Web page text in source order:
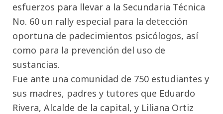
esfuerzos para llevar a la Secundaria Técnica
No. 60 un rally especial para la detección
oportuna de padecimientos psicólogos, así
como para la prevención del uso de
sustancias.
Fue ante una comunidad de 750 estudiantes y
sus madres, padres y tutores que Eduardo
Rivera, Alcalde de la capital, y Liliana Ortiz